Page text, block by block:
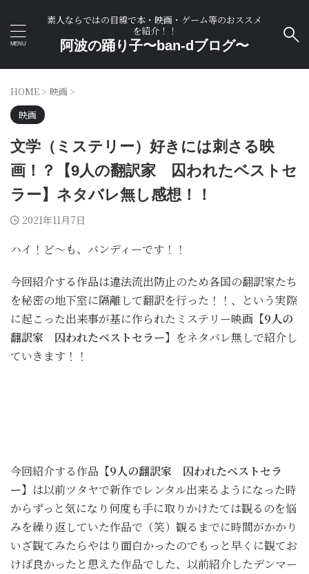
素人ならではの目線で本・映画・ゲーム等のおススメ
を紹介！！
阿波の踊り子〜ban-dブログ〜
HOME > 映画 >
映画
文学（ミステリー）好きには刺さる映
画！？【9人の翻訳家 囚われたベストセ
ラー】ネタバレ無し感想！！
2021年11月7日
ハイ！ど～も、バンディーです！！
今回紹介する作品は違法流出防止のため各国の翻訳家たち
を秘密の地下室に隔離して翻訳を行った！！、という実際
に起こった出来事が基に作られたミステリー映画 【9人の
翻訳家 囚われたベストセラー】 をネタバレ無しで紹介し
ていきます！！
今回紹介する作品 【9人の翻訳家 囚われたベストセラ
ー】 は以前ツタヤで新作でレンタル出来るようになった時
からずっと気になり何度も手に取りかけたては観るのを悩
みを繰り返していた作品で（笑）観るまでに時間がかかり
いざ観てみたらやはり面白かったのでもっと早くに観てお
けば良かったと思えた作品でした、以前紹介したデンマー